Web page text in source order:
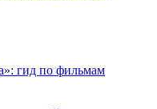
гид по фильмам